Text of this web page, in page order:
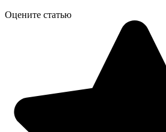
Оцените статью